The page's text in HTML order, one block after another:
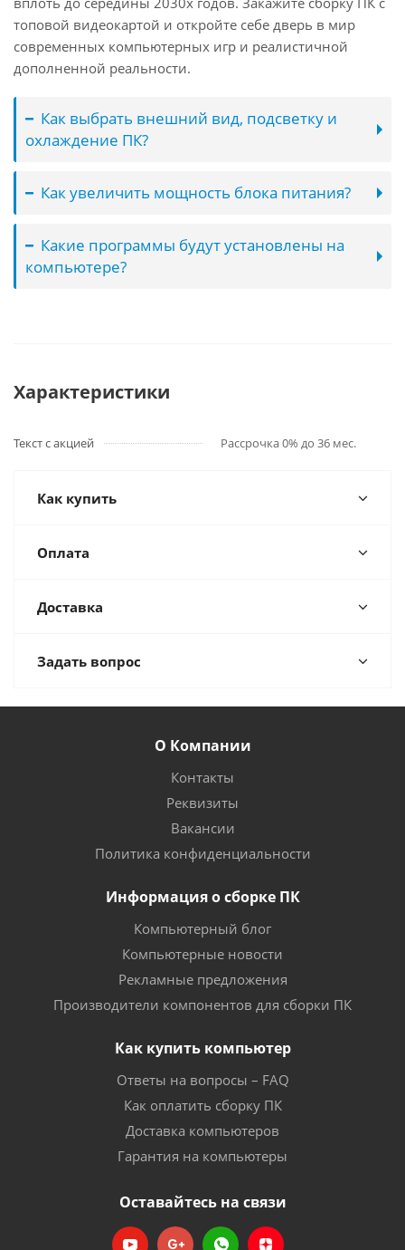
топовой видеокартой и откройте себе дверь в мир
современных компьютерных игр и реалистичной
дополненной реальности.
Как выбрать внешний вид, подсветку и
охлаждение ПК?
Как увеличить мощность блока питания?
Какие программы будут установлены на
компьютере?
Характеристики
Текст с акцией Рассрочка 0% до 36 мес.
Как купить
Оплата
Доставка
Задать вопрос
О Компании
Контакты
Реквизиты
Вакансии
Политика конфиденциальности
Информация о сборке ПК
Компьютерный блог
Компьютерные новости
Рекламные предложения
Производители компонентов для сборки ПК
Как купить компьютер
Ответы на вопросы – FAQ
Как оплатить сборку ПК
Доставка компьютеров
Гарантия на компьютеры
Оставайтесь на связи